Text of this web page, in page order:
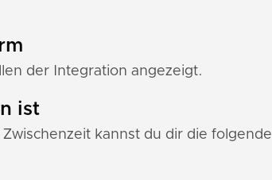
der Integration angezeigt.
ist
kannst du dir die folgende